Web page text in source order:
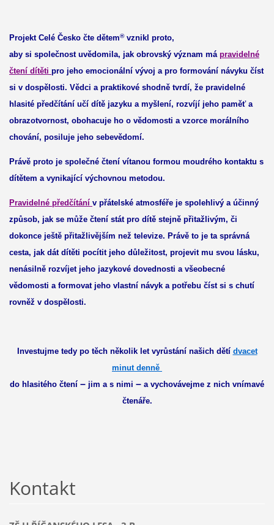
Projekt Celé Česko čte dětem®vznikl proto,
aby si společnost uvědomila, jak obrovský význam má pravidelné
čtení dítěti pro jeho emocionální vývoj a pro formování návyku číst
si v dospělosti. Vědci a praktikové shodně tvrdí, že pravidelné
hlasité předčítání učí dítě jazyku a myšlení, rozvíjí jeho paměť a
obrazotvornost, obohacuje ho o vědomosti a vzorce morálního
chování, posiluje jeho sebevědomí.
Právě proto je společné čtení vítanou formou moudrého kontaktu s
dítětem a vynikající výchovnou metodou.
Pravidelné předčítání v přátelské atmosféře je spolehlivý a účinný
způsob, jak se může čtení stát pro dítě stejně přitažlivým, či
dokonce ještě přitažlivějším než televize. Právě to je ta správná
cesta, jak dát dítěti pocítit jeho důležitost, projevit mu svou lásku,
nenásilně rozvíjet jeho jazykové dovednosti a všeobecné
vědomosti a formovat jeho vlastní návyk a potřebu číst si s chutí
rovněž v dospělosti.
Investujme tedy po těch několik let vyrůstání našich dětí dvacet
minut denně
do hlasitého čtení – jim a s nimi – a vychovávejme z nich vnímavé
čtenáře.
Kontakt